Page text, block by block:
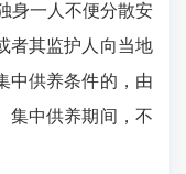
一人不便分散安
者其监护人向当地
中供养条件的，由
集中供养期间，不